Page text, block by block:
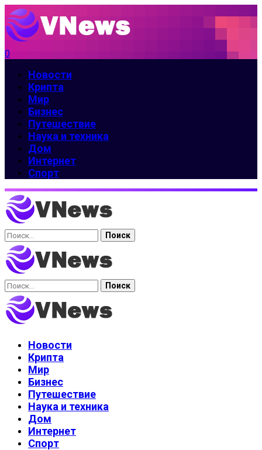
0
Новости
Крипта
Мир
Бизнес
Путешествие
Наука и техника
Дом
Интернет
Спорт
Найти:
Найти:
Новости
Крипта
Мир
Бизнес
Путешествие
Наука и техника
Дом
Интернет
Спорт